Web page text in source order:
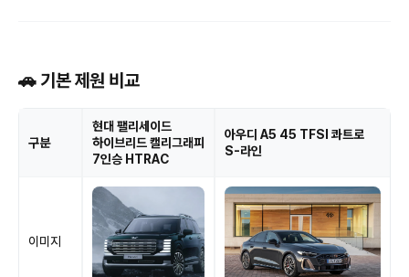
🚗 기본 제원 비교
구분
현대 팰리세이드
하이브리드 캘리그래피
7인승 HTRAC
아우디 A5 45 TFSI 콰트로
S-라인
이미지